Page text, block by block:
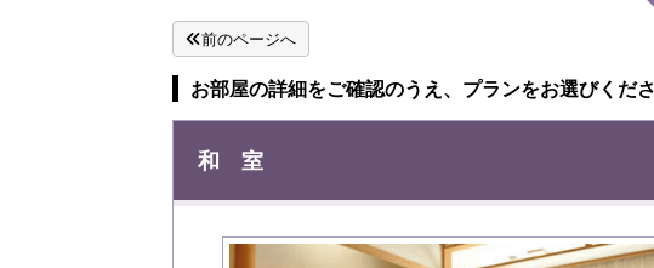
前のページへ
お部屋の詳細をご確認のうえ、プランをお選びくださ
和 室